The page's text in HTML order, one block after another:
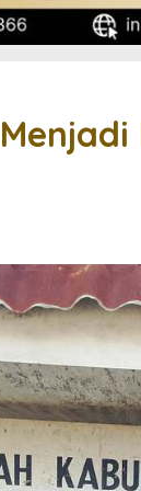
Menjadi
Komoditas